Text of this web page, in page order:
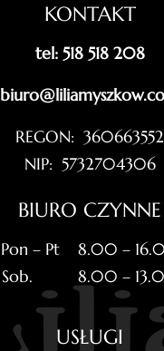
KONTAKT
tel: 518 518 208
REGON: 360663552
NIP: 5732704306
BIURO CZYNNE
Pon – Pt 8.00 –
Sob. 8.00 –
USŁUGI